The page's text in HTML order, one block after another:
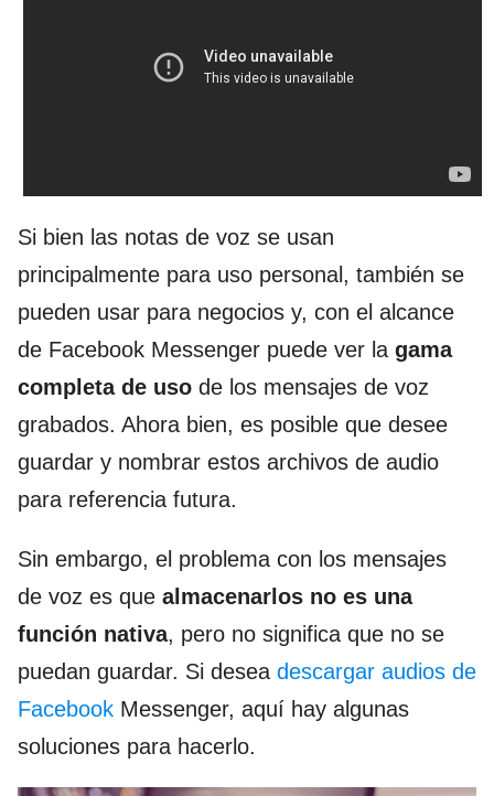
Si bien las notas de voz se usan
principalmente para uso personal, también se
pueden usar para negocios y, con el alcance
de Facebook Messenger puede ver la gama
completa de uso de los mensajes de voz
grabados. Ahora bien, es posible que desee
guardar y nombrar estos archivos de audio
para referencia futura.
Sin embargo, el problema con los mensajes
de voz es que almacenarlos no es una
función nativa, pero no significa que no se
puedan guardar. Si desea descargar audios de
Facebook Messenger, aquí hay algunas
soluciones para hacerlo.